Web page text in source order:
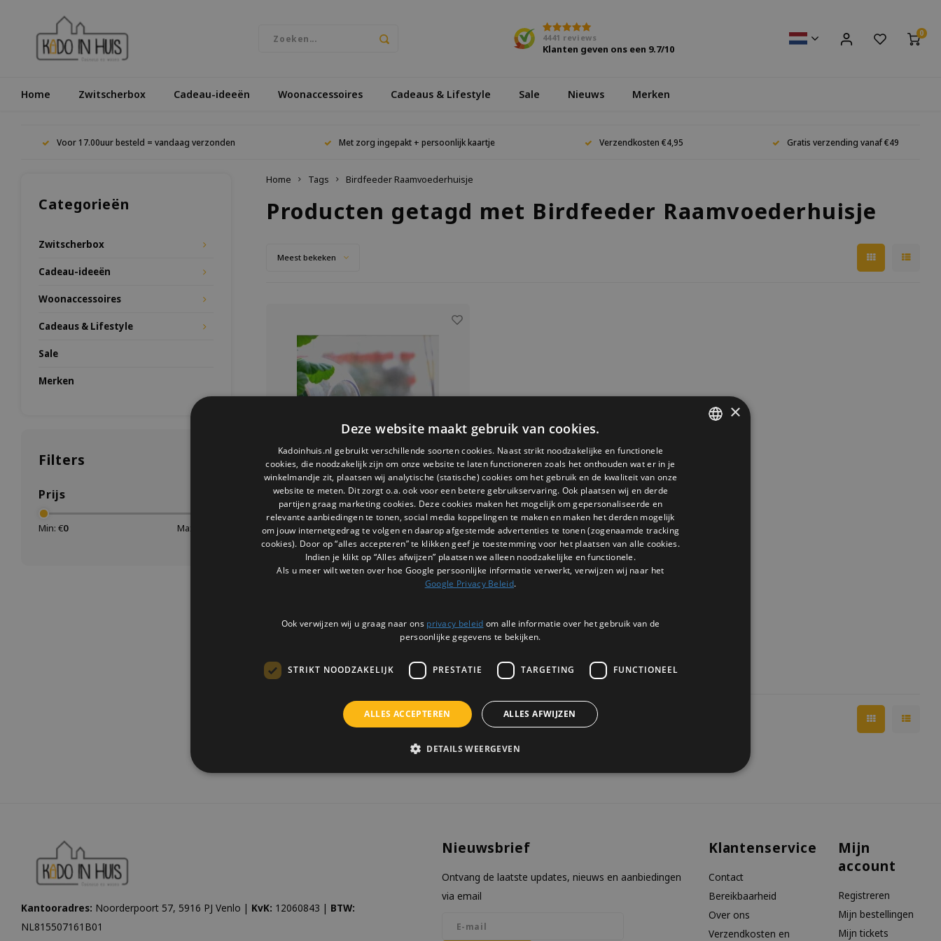
4441 reviews
Klanten geven ons een 9.7/10
0
Home Zwitscherbox Cadeau-ideeën Woonaccessoires Cadeaus & Lifestyle Sale Nieuws Merken
Voor 17.00uur besteld = vandaag verzonden Met zorg ingepakt + persoonlijk kaartje Verzendkosten €4,95 Gratis verzending vanaf €49
Categorieën
Zwitscherbox
Cadeau-ideeën
Woonaccessoires
Cadeaus & Lifestyle
Sale
Merken
Filters
Prijs
Min: €0 Max: €
Home Tags Birdfeeder Raamvoederhuisje
Producten getagd met Birdfeeder Raamvoederhuisje
Meest bekeken
Born in Sweden vogel voederhuis
raam
Breng de natuur dichterbij met het stijlvolle
voederhuis raam van Born in Sweden. Dit unieke
ontwerp trekt vogels aan en biedt jou de
woonkamer of kantoor. Een bijzondere kado.
1 OP VOORRAAD
Kantooradres: Noorderpoort 57, 5916 PJ Venlo | KvK: 12060843 | BTW:
NL815507161B01
Nieuwsbrief
Ontvang de laatste updates, nieuws en aanbiedingen
via email
Klantenservice
Contact
Bereikbaarheid
Over ons
Verzendkosten en
Mijn
account
Registreren
Mijn bestellingen
Mijn tickets
×
Deze website maakt gebruik van cookies.
Kadoinhuis.nl gebruikt verschillende soorten cookies. Naast strikt noodzakelijke en functionele
cookies, die noodzakelijk zijn om onze website te laten functioneren zoals het onthouden wat er in je
winkelmandje zit, plaatsen wij analytische (statische) cookies om het gebruik en de kwaliteit van onze
website te meten. Dit zorgt o.a. ook voor een betere gebruikservaring. Ook plaatsen wij en derde
partijen graag marketing cookies. Deze cookies maken het mogelijk om gepersonaliseerde en
relevante aanbiedingen te tonen, social media koppelingen te maken en maken het derden mogelijk
om jouw internetgedrag te volgen en daarop afgestemde advertenties te tonen (zogenaamde tracking
cookies). Door op “alles accepteren” te klikken geef je toestemming voor het plaatsen van alle cookies.
Indien je klikt op “Alles afwijzen” plaatsen we alleen noodzakelijke en functionele.
Als u meer wilt weten over hoe Google persoonlijke informatie verwerkt, verwijzen wij naar het
Google Privacy Beleid.
Ook verwijzen wij u graag naar ons privacy beleid om alle informatie over het gebruik van de
persoonlijke gegevens te bekijken.
STRIKT NOODZAKELIJK PRESTATIE TARGETING FUNCTIONEEL
ALLES ACCEPTEREN ALLES AFWIJZEN
DETAILS WEERGEVEN